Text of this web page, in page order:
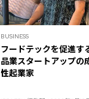
BUSINESS
フードテックを促進
品業スタートアップの
性起業家